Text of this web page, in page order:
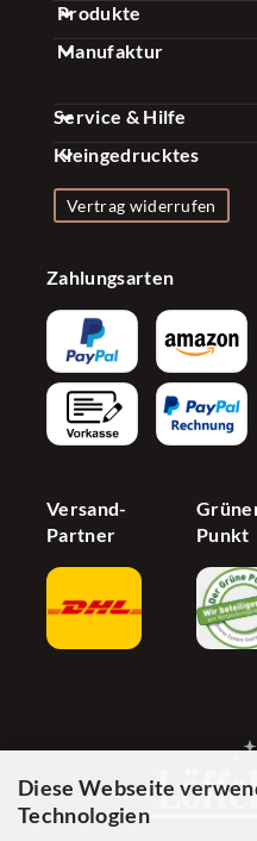
Diese Webseite
Technologien
Produkte
Gewürz Sets
Kaffee Sets
Essig & Öl Sets
Zubehör
Manufaktur
Qualität
Presse
Partnerprogramm
Service & Hilfe
FAQ
Kontakt
Bonusprogramm
Newsletter
Jetzt Händer werden
Kleingedrucktes
Impressum
Widerrufsrecht
AGB
Barrierefreiheit
Cookie Einstellungen
Vertrag widerrufen
Zahlungsarten
Versand-
Partner
Punkt